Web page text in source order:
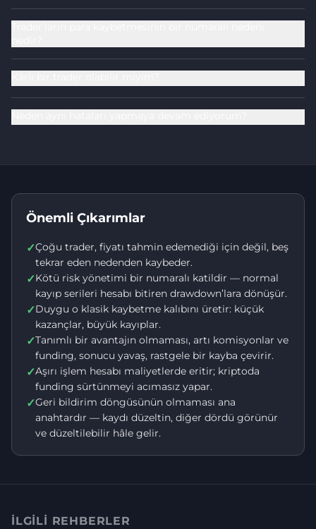
Önemli Çıkarımlar
✓Çoğu trader, fiyatı tahmin edemediği için değil, beş
tekrar eden nedenden kaybeder.
✓Kötü risk yönetimi bir numaralı katildir — normal
kayıp serileri hesabı bitiren drawdown’lara dönüşür.
✓Duygu o klasik kaybetme kalıbını üretir: küçük
kazançlar, büyük kayıplar.
✓Tanımlı bir avantajın olmaması, artı komisyonlar ve
funding, sonucu yavaş, rastgele bir kayba çevirir.
✓Aşırı işlem hesabı maliyetlerde eritir; kriptoda
funding sürtünmeyi acımasız yapar.
✓Geri bildirim döngüsünün olmaması ana
anahtardır — kaydı düzeltin, diğer dördü görünür
ve düzeltilebilir hâle gelir.
İLGILI REHBERLER